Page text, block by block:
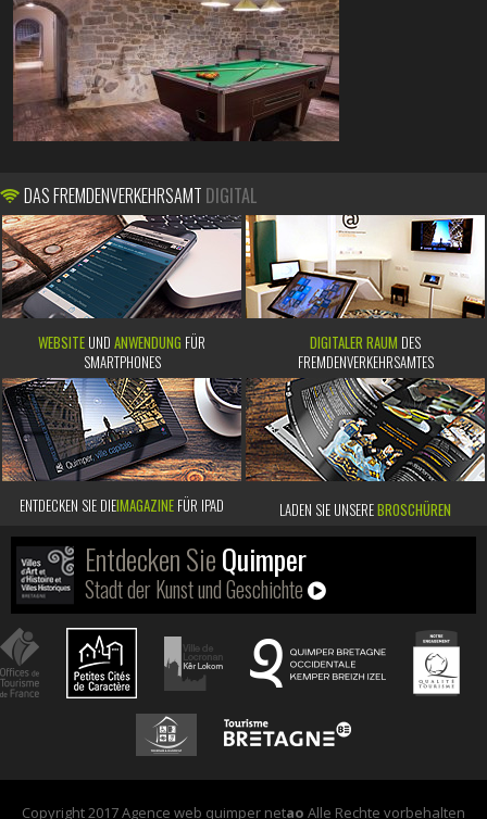
DAS FREMDENVERKEHRSAMT DIGITAL
WEBSITE UND ANWENDUNG FÜR
SMARTPHONES
DIGITALER RAUM DES
FREMDENVERKEHRSAMTES
ENTDECKEN SIE DIEIMAGAZINE FÜR IPAD LADEN SIE UNSEREBROSCHÜREN
Entdecken SieQuimper
Stadt der Kunst und Geschichte
Copyright 2017 Agence web quimper netao Alle Rechte vorbehalten